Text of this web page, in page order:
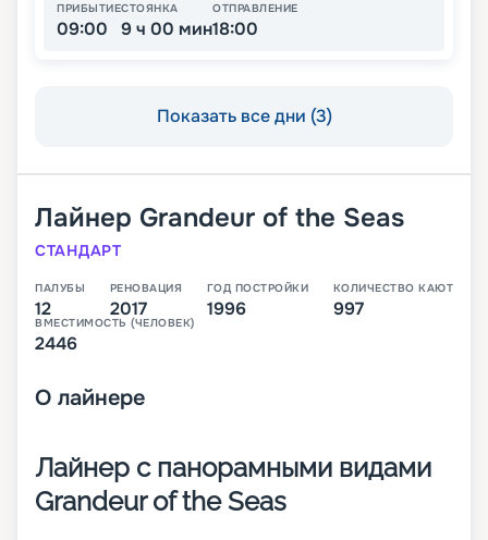
ПРИБЫТИЕ
09:00
СТОЯНКА
9 ч 00 мин
ОТПРАВЛЕНИЕ
18:00
Показать все дни (3)
Лайнер Grandeur of the Seas
СТАНДАРТ
ПАЛУБЫ
12
РЕНОВАЦИЯ
2017
ГОД ПОСТРОЙКИ
1996
КОЛИЧЕСТВО КАЮТ
997
ВМЕСТИМОСТЬ (ЧЕЛОВЕК)
2446
О лайнере
Лайнер с панорамными видами
Grandeur of the Seas